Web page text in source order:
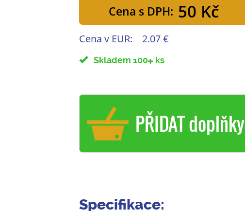
Cena s DPH: 50 Kč
Cena v EUR: 2.07 €
Skladem 100 ks
PŘIDAT doplňky
Specifikace: